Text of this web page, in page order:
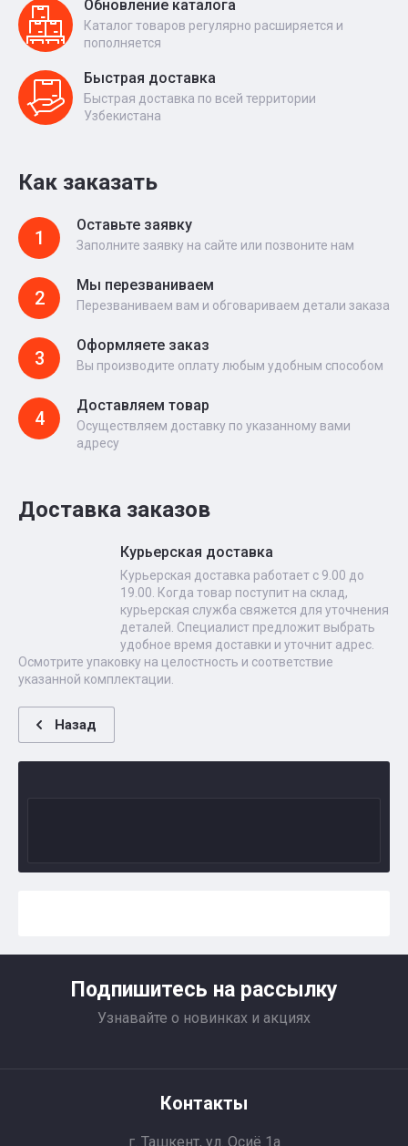
Обновление каталога
Каталог товаров регулярно расширяется и
пополняется
Быстрая доставка
Быстрая доставка по всей территории
Узбекистана
Как заказать
1
Оставьте заявку
Заполните заявку на сайте или позвоните нам
2
Мы перезваниваем
Перезваниваем вам и обговариваем детали заказа
3
Оформляете заказ
Вы производите оплату любым удобным способом
4
Доставляем товар
Осуществляем доставку по указанному вами
адресу
Доставка заказов
Курьерская доставка
Курьерская доставка работает с 9.00 до
19.00. Когда товар поступит на склад,
курьерская служба свяжется для уточнения
деталей. Специалист предложит выбрать
удобное время доставки и уточнит адрес.
Осмотрите упаковку на целостность и соответствие
указанной комплектации.
Назад
Подпишитесь на рассылку
Узнавайте о новинках и акциях
Контакты
г. Ташкент, ул. Осиё 1a